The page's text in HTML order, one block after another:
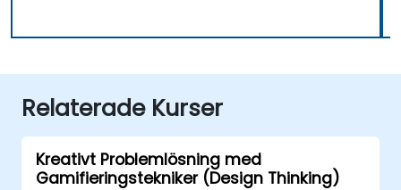
Relaterade Kurser
Kreativt Problemlösning med
Gamifieringstekniker (Design Thinking)